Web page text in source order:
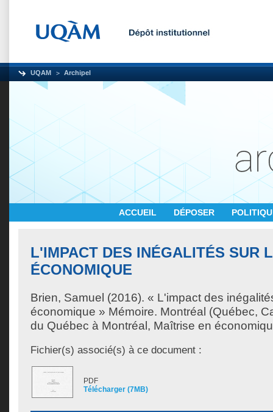
UQAM Archipel
ACCUEIL DÉPOSER
L'IMPACT DES INÉGALITÉS SUR
ÉCONOMIQUE
Brien, Samuel (2016). « L'impact des
économique » Mémoire. Montréal (Québec,
du Québec à Montréal, Maîtrise en
Fichier(s) associé(s) à ce document :
PDF
Télécharger (7MB)